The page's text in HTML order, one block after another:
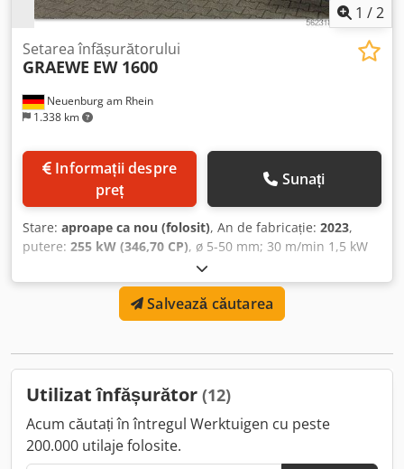
1 /2
Neuenburg am Rhein
1.338 km
Setarea înfășurătorului
GRAEWE EW 1600
preț
Sunați
Stare: aproape ca nou (folosit), An de fabricație: 2023,
putere: 255 kW (346,70 CP), ø 5-50 mm; 30 m/min 1,5 kW
Cjdpjuu H Emsfx Alwsha Diametru interior 400-1100 mm,
lățime colac 100-400 mm. Numeroase accesorii/opțiuni
Salvează căutarea
Utilizat înfășurător (12)
Acum căutați în întregul Werktuigen cu peste
200.000 utilaje folosite.